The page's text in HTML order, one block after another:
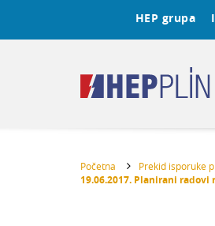
HEP grupa
Početna Prekid isporuke
19.06.2017. Planirani